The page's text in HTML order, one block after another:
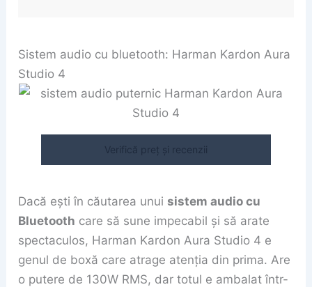
Sistem audio cu bluetooth: Harman Kardon Aura
Studio 4
Verifică preț și recenzii
Dacă ești în căutarea unuisistem audio cu
Bluetooth care să sune impecabil și să arate
spectaculos, Harman Kardon Aura Studio 4 e
genul de boxă care atrage atenția din prima. Are
o putere de 130W RMS, dar totul e ambalat într-